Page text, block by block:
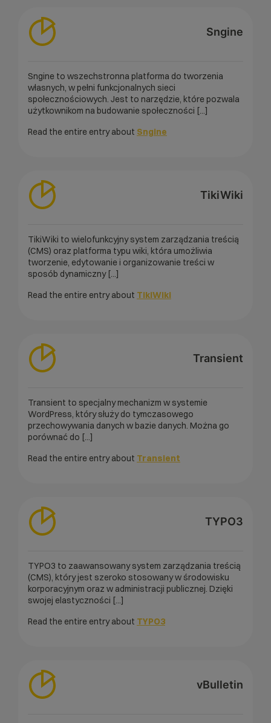
Sngine
Sngine to wszechstronna platforma do tworzenia
własnych, w pełni funkcjonalnych sieci
społecznościowych. Jest to narzędzie, które pozwala
użytkownikom na budowanie społeczności [...]
Read the entire entry about Sngine
TikiWiki
TikiWiki to wielofunkcyjny system zarządzania treścią
(CMS) oraz platforma typu wiki, która umożliwia
tworzenie, edytowanie i organizowanie treści w
sposób dynamiczny [...]
Read the entire entry about TikiWiki
Transient
Transient to specjalny mechanizm w systemie
WordPress, który służy do tymczasowego
przechowywania danych w bazie danych. Można go
porównać do [...]
Read the entire entry about Transient
TYPO3
TYPO3 to zaawansowany system zarządzania treścią
(CMS), który jest szeroko stosowany w środowisku
korporacyjnym oraz w administracji publicznej. Dzięki
swojej elastyczności [...]
Read the entire entry about TYPO3
vBulletin